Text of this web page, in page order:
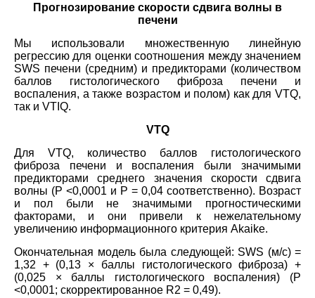
Прогнозирование скорости сдвига волны в
печени
Мы использовали множественную линейную
регрессию для оценки соотношения между значением
SWS печени (средним) и предикторами (количеством
баллов гистологического фиброза печени и
воспаления, а также возрастом и полом) как для VTQ,
так и VTIQ.
VTQ
Для VTQ, количество баллов гистологического
фиброза печени и воспаления были значимыми
предикторами среднего значения скорости сдвига
волны (P <0,0001 и P = 0,04 соответственно). Возраст
и пол были не значимыми прогностическими
факторами, и они привели к нежелательному
увеличению информационного критерия Akaike.
Окончательная модель была следующей: SWS (м/с) =
1,32 + (0,13 × баллы гистологического фиброза) +
(0,025 × баллы гистологического воспаления) (Р
<0,0001; скорректированное R2 = 0,49).